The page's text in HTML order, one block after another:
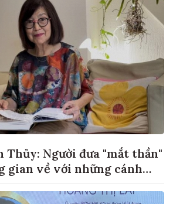
Thủy: Người đưa "mắt thần"
gian về với những cánh